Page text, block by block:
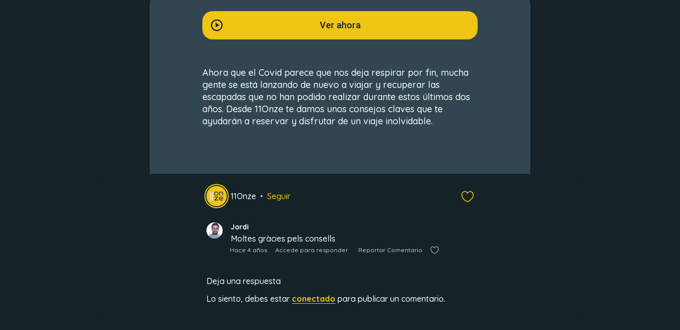
Ver ahora
Ahora que el Covid parece que nos deja respirar por fin, mucha
gente se está lanzando de nuevo a viajar y recuperar las
escapadas que no han podido realizar durante estos últimos dos
años. Desde 11Onze te damos unos consejos claves que te
ayudarán a reservar y disfrutar de un viaje inolvidable.
11Onze Seguir
Jordi
Moltes gràcies pels consells
Hace 4 años Accede para responder Reportar Comentario
Deja una respuesta
Lo siento, debes estar conectado para publicar un comentario.